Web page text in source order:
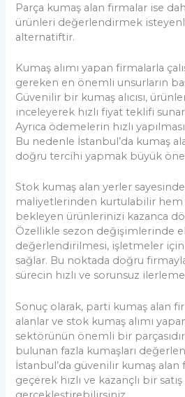
Parça kumaş alan firmalar ise
ürünleri değerlendirmek
alternatiftir.
Kumaş alımı yapan firmalarla
gereken en önemli unsurların
Güvenilir bir kumaş alıcısı,
inceleyerek hızlı fiyat teklifi
Ayrıca ödemelerin hızlı
Bu nedenle İstanbul’da kumaş
doğru tercihi yapmak büyük
Stok kumaş alan yerler
maliyetlerinden kurtulabilir hem
bekleyen ürünlerinizi kazanca
Özellikle sezon değişimlerinde
değerlendirilmesi, işletmeler
sağlar. Bu noktada doğru
sürecin hızlı ve sorunsuz
Sonuç olarak, parti kumaş alan
alanlar ve stok kumaş alımı
sektörünün önemli bir
bulunan fazla kumaşları
İstanbul’da güvenilir kumaş
geçerek hızlı ve kazançlı bir satış